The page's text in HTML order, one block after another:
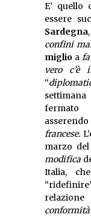
E’ quello
essere
Sardegna
confini
miglio a
vero c’è
“
francese.
marzo
modifica
Italia,
conformità